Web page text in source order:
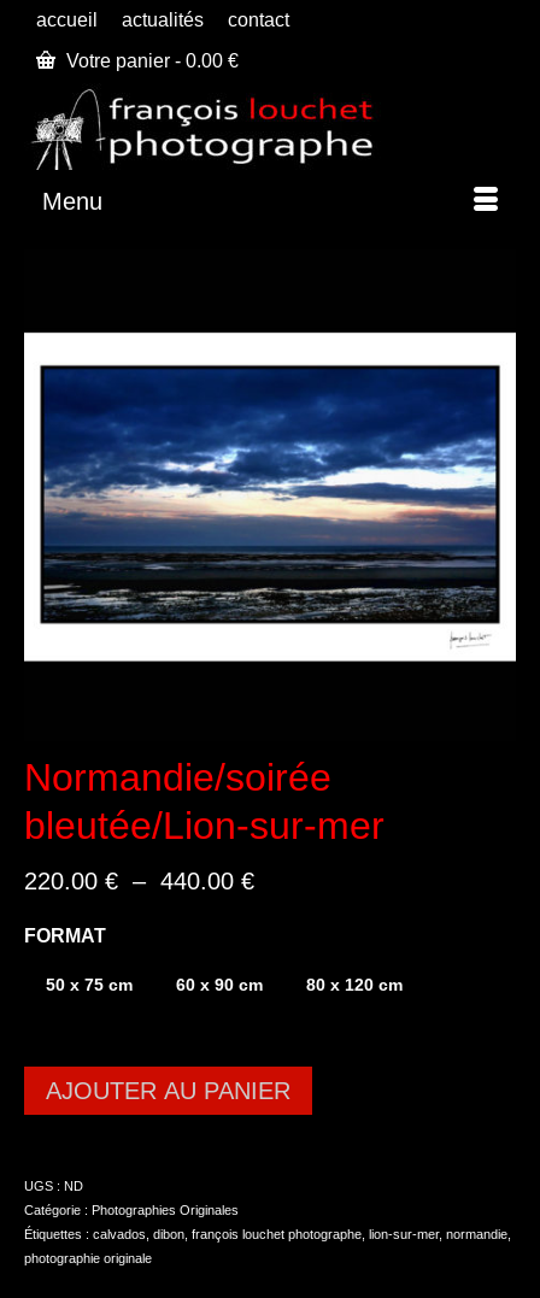
accueil actualités
contact
Votre panier - 0.00 €
Menu
Normandie/soirée
bleutée/Lion-sur-mer
220.00 € – 440.00 €Plage
à
FORMAT
50 x 75 cm 60 x 90 cm 80 x 120 cm
AJOUTER AU PANIER
UGS : ND
Catégorie : Photographies Originales
Étiquettes : calvados dibon françois louchet photographe lion-sur-mer, normandie
photographie originale